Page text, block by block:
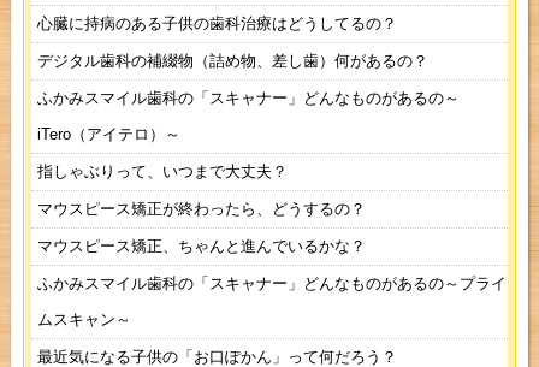
心臓に持病のある子供の歯科治療はどうしてるの？
デジタル歯科の補綴物（詰め物、差し歯）何があるの？
ふかみスマイル歯科の「スキャナー」どんなものがあるの～
iTero（アイテロ）～
指しゃぶりって、いつまで大丈夫？
マウスピース矯正が終わったら、どうするの？
マウスピース矯正、ちゃんと進んでいるかな？
ふかみスマイル歯科の「スキャナー」どんなものがあるの～プライ
ムスキャン～
最近気になる子供の「お口ぽかん」って何だろう？